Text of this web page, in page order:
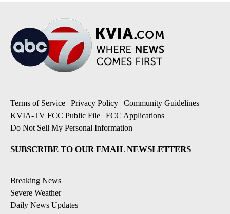
Terms of Service | Privacy Policy | Community Guidelines |
KVIA-TV FCC Public File | FCC Applications |
Do Not Sell My Personal Information
SUBSCRIBE TO OUR EMAIL NEWSLETTERS
Breaking News
Severe Weather
Daily News Updates